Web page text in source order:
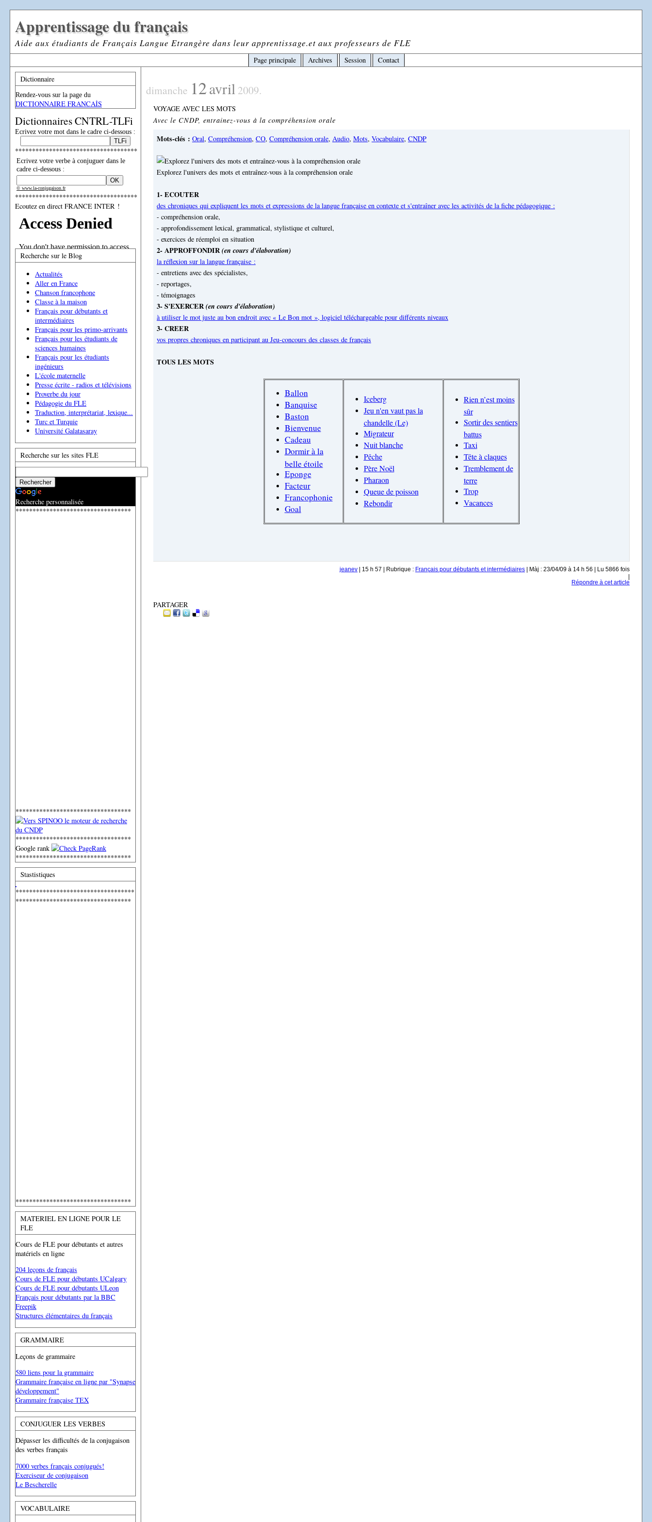
Apprentissage du français
Aide aux étudiants de Français Langue Etrangère dans leur apprentissage.et aux professeurs de FLE
Page principale Archives Session Contact
Dictionnaire
Rendez-vous sur la page du
DICTIONNAIRE FRANCAİS
Dictionnaires CNTRL-TLFi
Ecrivez votre mot dans le cadre ci-dessous :
************************************
Ecrivez votre verbe à conjuguer dans le
cadre ci-dessous :
© www.la-conjugaison.fr
************************************
Ecoutez en direct FRANCE INTER !
Recherche sur le Blog
Actualités
Aller en France
Chanson francophone
Classe à la maison
Français pour débutants et
intermédiaires
Français pour les primo-arrivants
Français pour les étudiants de
sciences humaines
Français pour les étudiants
ingénieurs
L'école maternelle
Presse écrite - radios et télévisions
Proverbe du jour
Pédagogie du FLE
Traduction, interprétariat, lexique...
Turc et Turquie
Université Galatasaray
Recherche sur les sites FLE
Recherche personnalisée
**********************************
**********************************
**********************************
Google rank
**********************************
Stastistiques
***********************************
**********************************
**********************************
MATERIEL EN LIGNE POUR LE
FLE
Cours de FLE pour débutants et autres
matériels en ligne
204 leçons de français
Cours de FLE pour débutants UCalgary
Cours de FLE pour débutants ULeon
Français pour débutants par la BBC
Freepik
Structures élémentaires du français
GRAMMAIRE
Leçons de grammaire
580 liens pour la grammaire
Grammaire française en ligne par "Synapse
développement"
Grammaire française TEX
CONJUGUER LES VERBES
Dépasser les difficultés de la conjugaison
des verbes français
7000 verbes français conjugués!
Exerciseur de conjugaison
Le Bescherelle
VOCABULAIRE
dimanche 12avril 2009.
VOYAGE AVEC LES MOTS
Avec le CNDP, entrainez-vous à la compréhension orale
Mots-clés : Oral, Compréhension, CO, Compréhension orale, Audio, Mots, Vocabulaire, CNDP
Explorez l'univers des mots et entraînez-vous à la compréhension orale
1- ECOUTER
des chroniques qui expliquent les mots et expressions de la langue française en contexte et s'entraîner avec les activités de la fiche pédagogique :
- compréhension orale,
- approfondissement lexical, grammatical, stylistique et culturel,
- exercices de réemploi en situation
2- APPROFFONDIR(en cours d'élaboration)
la réflexion sur la langue française :
- entretiens avec des spécialistes,
- reportages,
- témoignages
3- S'EXERCER(en cours d'élaboration)
à utiliser le mot juste au bon endroit avec « Le Bon mot », logiciel téléchargeable pour différents niveaux
3- CREER
vos propres chroniques en participant au Jeu-concours des classes de français
TOUS LES MOTS
Ballon
Banquise
Baston
Bienvenue
Cadeau
Dormir à la
belle étoile
Eponge
Facteur
Francophonie
Goal
Iceberg
Jeu n'en vaut pas la
chandelle (Le)
Migrateur
Nuit blanche
Pêche
Père Noël
Pharaon
Queue de poisson
Rebondir
Rien n’est moins
sûr
Sortir des sentiers
battus
Taxi
Tête à claques
Tremblement de
terre
Trop
Vacances
jeanev | 15 h 57 | Rubrique : Français pour débutants et intermédiaires | Màj : 23/04/09 à 14 h 56 | Lu 5866 fois
Répondre à cet article
PARTAGER